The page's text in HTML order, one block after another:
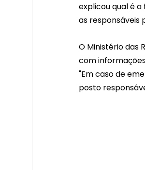
explicou qual é
as responsáveis
O Ministério das
com
"Em caso de
posto